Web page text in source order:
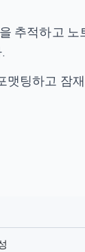
추적하고 노
맷팅하고 잠